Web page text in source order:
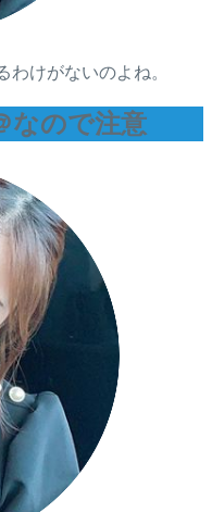
わけがないのよね。
なので注意